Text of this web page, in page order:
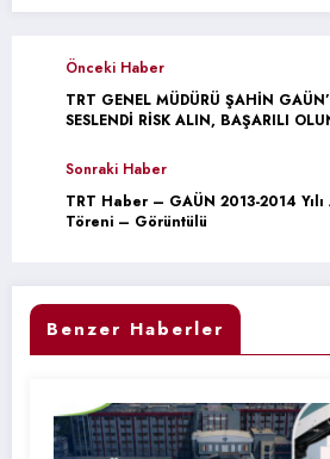
Önceki Haber
TRT GENEL MÜDÜRÜ ŞAHİN
SESLENDİ RİSK ALIN, BAŞARILI
Sonraki Haber
TRT Haber – GAÜN 2013-2014 Yılı
Töreni – Görüntülü
Benzer Haberler